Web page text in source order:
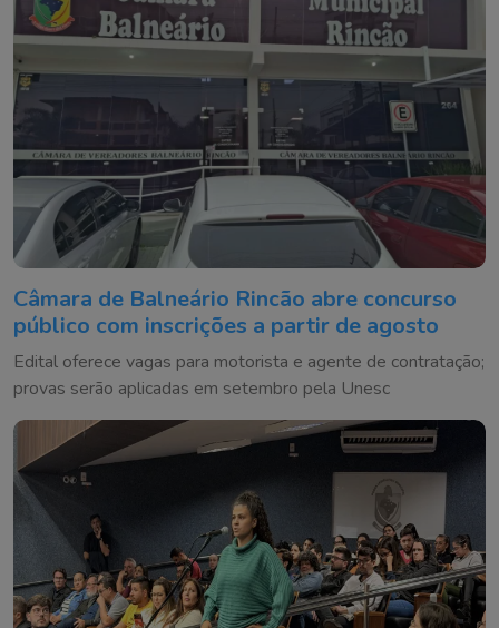
Câmara de Balneário Rincão abre concurso
público com inscrições a partir de agosto
Edital oferece vagas para motorista e agente de contratação;
provas serão aplicadas em setembro pela Unesc